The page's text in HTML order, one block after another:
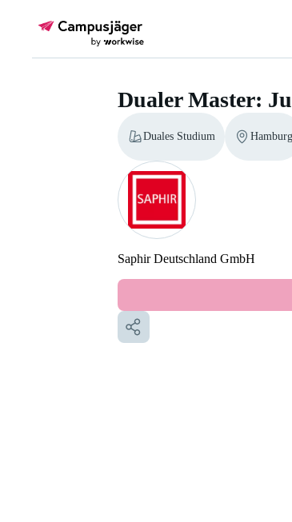
Dualer Master:
Duales Studium Hamburg
Saphir Deutschland GmbH
Dualer Master: Junior